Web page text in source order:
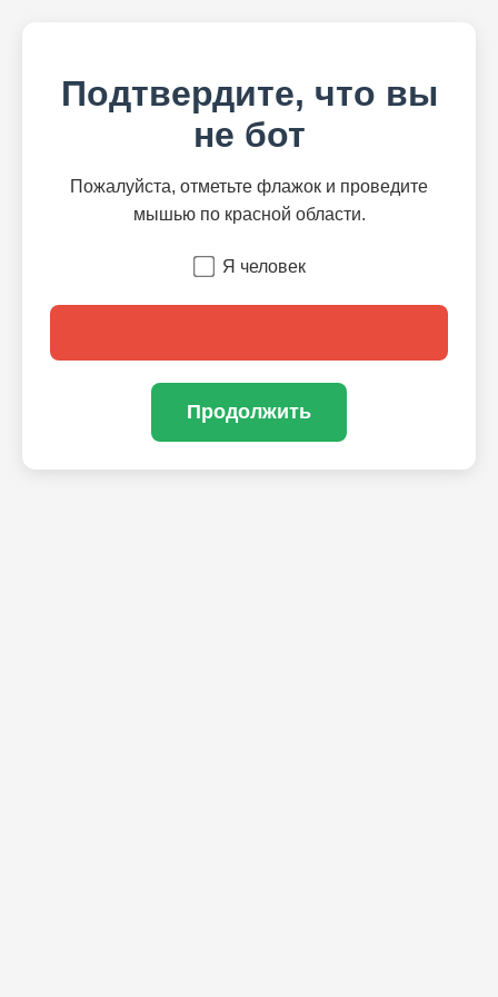
Подтвердите, что вы
не бот
Пожалуйста, отметьте флажок и проведите
мышью по красной области.
Я человек
Продолжить